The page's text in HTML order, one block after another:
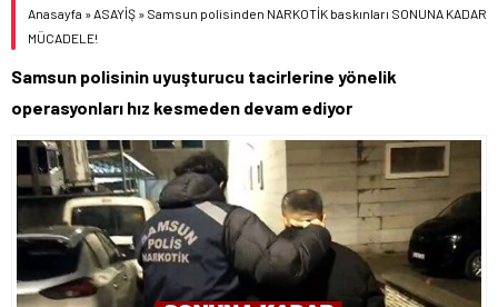
Anasayfa »ASAYİŞ » Samsun polisinden NARKOTİK baskınları SONUNA KADAR
MÜCADELE!
Samsun polisinin uyuşturucu tacirlerine yönelik
operasyonları hız kesmeden devam ediyor